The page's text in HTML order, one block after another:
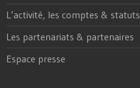
L’activité, les comptes & statuts
Les partenariats & partenaires
Espace presse